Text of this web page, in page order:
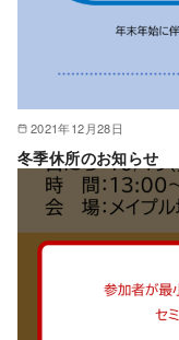
2021年12月28日
冬季休所のお知らせ